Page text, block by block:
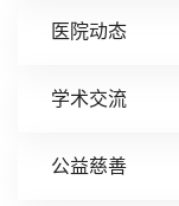
医院动态
学术交流
公益慈善